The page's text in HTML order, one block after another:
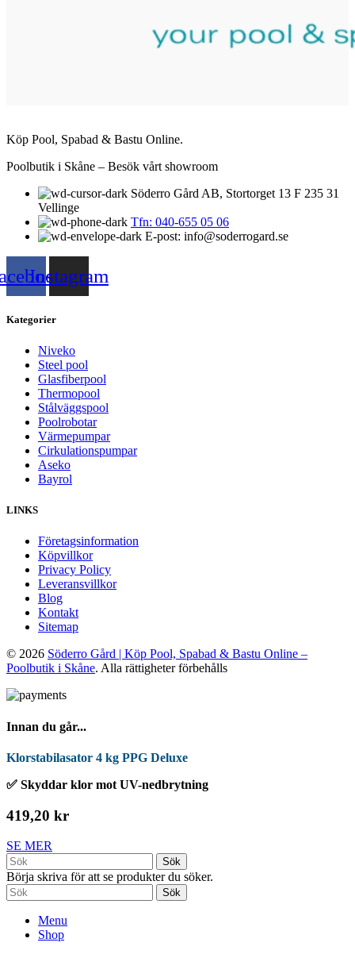
Köp Pool, Spabad & Bastu Online.
Poolbutik i Skåne – Besök vårt showroom
Söderro Gård AB, Stortorget 13 F 235 31
Vellinge
Tfn: 040-655 05 06
E-post: info@soderrogard.se
Instagram
Kategorier
Niveko
Steel pool
Glasfiberpool
Thermopool
Stålväggspool
Poolrobotar
Värmepumpar
Cirkulationspumpar
Aseko
Bayrol
LINKS
Företagsinformation
Köpvillkor
Privacy Policy
Leveransvillkor
Blog
Kontakt
Sitemap
© 2026 Söderro Gård | Köp Pool, Spabad & Bastu Online –
Poolbutik i Skåne. Alla rättigheter förbehålls
Innan du går...
Klorstabilasator 4 kg PPG Deluxe
✅ Skyddar klor mot UV-nedbrytning
419,20 kr
SE MER
Sök
Börja skriva för att se produkter du söker.
Sök
Menu
Shop